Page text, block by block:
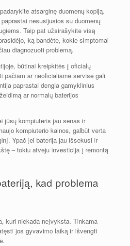
atsarginę duomenų kopiją.
nesusijusios su duomenų
Taip pat užsirašykite visą
ką bandėte, kokie simptomai
diagnozuoti problemą.
būtinai kreipkitės į oficialų
pačiam ar neoficialiame servise gali
paprastai dengia gamyklinius
ar normalų baterijos
jūsų kompiuteris jau senas ir
kompiuterio kainos, galbūt verta
Ypač jei baterija jau išsekusi ir
– tokiu atveju investicija į remontą
kad problema
kuri niekada neįvyksta. Tinkama
jos gyvavimo laiką ir išvengti